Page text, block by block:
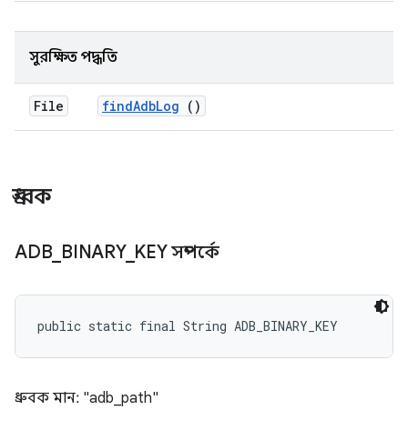
সুরক্ষিত পদ্ধতি
File findAdbLog ()
ধ্রুবক
ADB_ BINARY_ KEY সম্পর্কে
public static final String ADB_BINARY_KEY
ধ্রুবক মান: "adb_path"